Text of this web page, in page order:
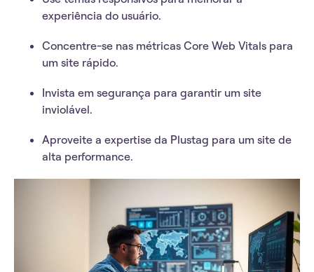
experiência do usuário.
Concentre-se nas métricas Core Web Vitals para
um site rápido.
Invista em segurança para garantir um site
inviolável.
Aproveite a expertise da Plustag para um site de
alta performance.